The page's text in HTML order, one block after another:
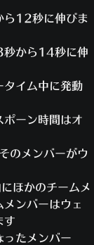
ら12秒に伸びま
秒から14秒に伸
タイム中に発動
ポーン時間はオ
のメンバーがウ
ほかのチームメ
ンバーはウェ
す
ったメンバー